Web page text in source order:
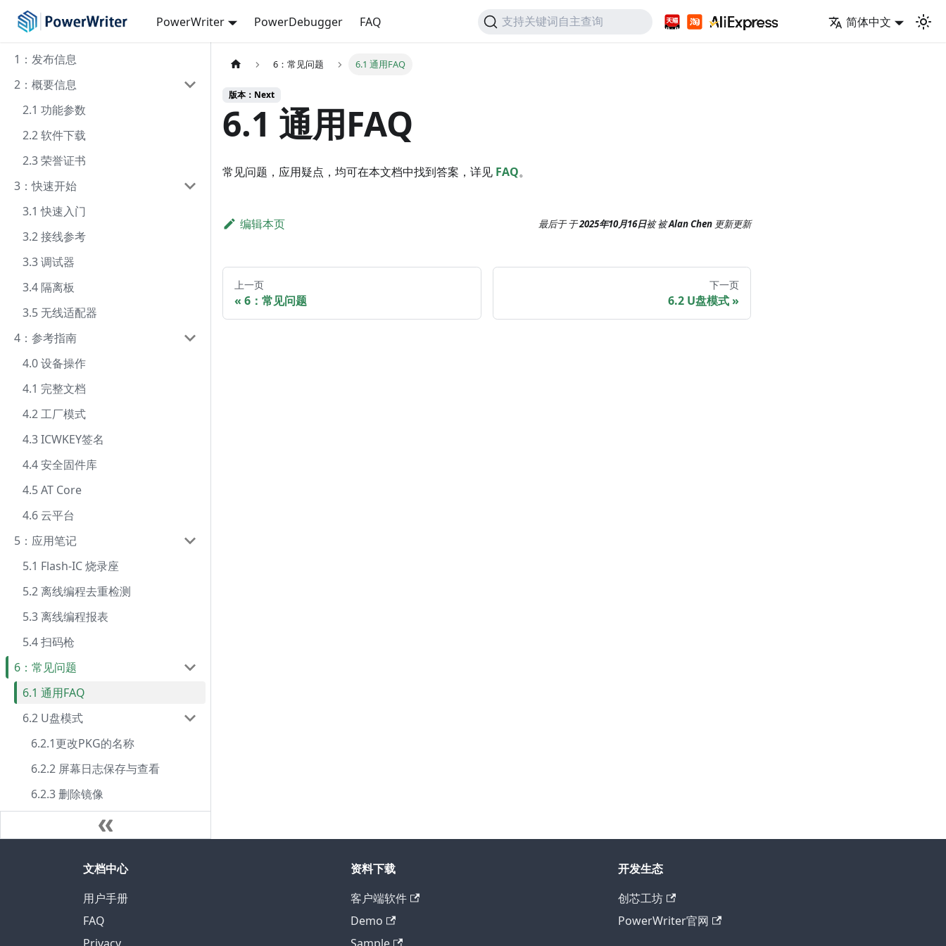
PowerWriter PowerDebugger FAQ 支持关键词自主查询 简体中文
1：发布信息
2：概要信息
2.1 功能参数
2.2 软件下载
2.3 荣誉证书
3：快速开始
3.1 快速入门
3.2 接线参考
3.3 调试器
3.4 隔离板
3.5 无线适配器
4：参考指南
4.0 设备操作
4.1 完整文档
4.2 工厂模式
4.3 ICWKEY签名
4.4 安全固件库
4.5 AT Core
4.6 云平台
5：应用笔记
5.1 Flash-IC 烧录座
5.2 离线编程去重检测
5.3 离线编程报表
5.4 扫码枪
6：常见问题
6.1 通用FAQ
6.2 U盘模式
6.2.1更改PKG的名称
6.2.2 屏幕日志保存与查看
6.2.3 删除镜像
6：常见问题 6.1 通用FAQ
版本：Next
6.1 通用FAQ
常见问题，应用疑点，均可在本文档中找到答案，详见 FAQ。
编辑本页 最后于于2025年10月16日被被Alan Chen 更新更新
上一页
6：常见问题
下一页
6.2 U盘模式
文档中心
用户手册
FAQ
资料下载
客户端软件
Demo
开发生态
创芯工坊
PowerWriter官网